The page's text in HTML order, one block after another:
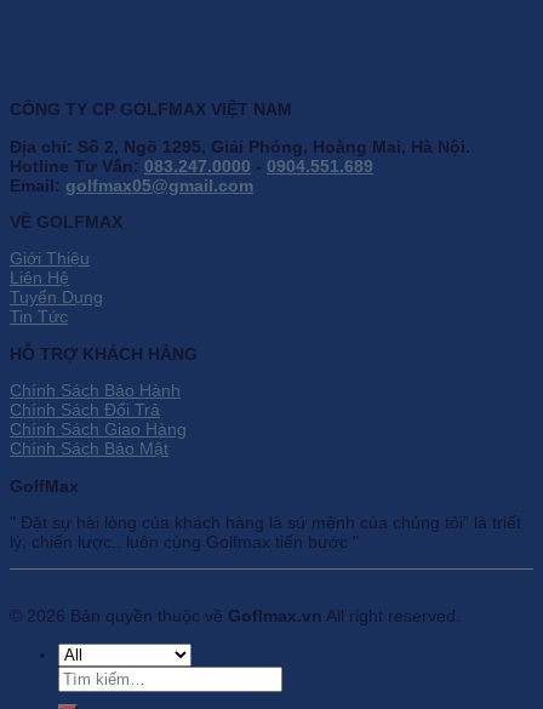
CÔNG TY CP GOLFMAX VIỆT NAM
Địa chỉ: Số 2, Ngõ 1295, Giải Phóng, Hoàng Mai, Hà Nội.
Hotline Tư Vấn: 083.247.0000 - 0904.551.689
Email: golfmax05@gmail.com
VỀ GOLFMAX
Giới Thiệu
Liên Hệ
Tuyển Dụng
Tin Tức
HỖ TRỢ KHÁCH HÀNG
Chính Sách Bảo Hành
Chính Sách Đổi Trả
Chính Sách Giao Hàng
Chính Sách Bảo Mật
GolfMax
" Đặt sự hài lòng của khách hàng là sứ mệnh của chúng tôi” là triết
lý, chiến lược.. luôn cùng Golfmax tiến bước "
© 2026 Bản quyền thuộc về Goflmax.vn All right reserved.
Tìm
kiếm: